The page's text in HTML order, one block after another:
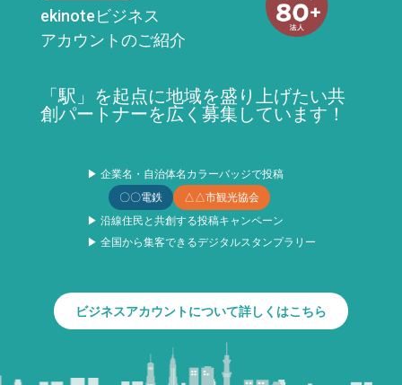
ekinoteビジネス
アカウントのご紹介
「駅」を起点に地域を盛り上げたい共
創パートナーを広く募集しています！
▶ 企業名・自治体名カラーバッジで投稿
〇〇電鉄
△△市観光協会
▶ 沿線住民と共創する投稿キャンペーン
▶ 全国から集客できるデジタルスタンプラリー
ビジネスアカウントについて詳しくはこちら